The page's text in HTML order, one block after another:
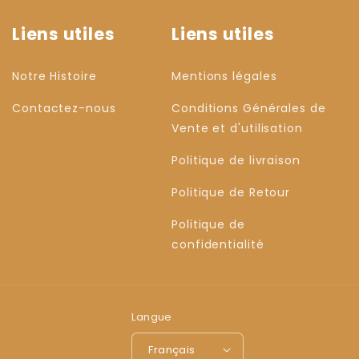
Liens utiles
Notre Histoire
Contactez-nous
Liens utiles
Mentions légales
Conditions Générales de
Vente et d'utilisation
Politique de livraison
Politique de Retour
Politique de
confidentialité
Langue
Français